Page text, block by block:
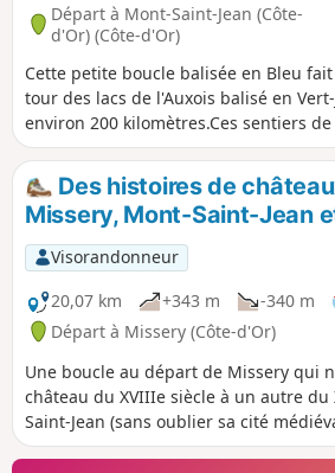
Départ à Mont-Saint-Jean (Côte-
d'Or) (Côte-d'Or)
Cette petite boucle balisée en Bleu
tour des lacs de l'Auxois balisé en
environ 200 kilomètres.Ces sentiers
entretenus et balisés par les 5
Rando-Gym-Civry affiliée au
durée d'une demi-journée vous
joli village médiéval de Mont-Saint-
hauteurs, les beaux points de vue sur
Morvan au Sud et à l'Ouest.
Des histoires de
Missery, Mont-Saint-Jean
Visorandonneur
20,07 km
+343 m -340 m
Départ à Missery (Côte-d'Or)
Une boucle au départ de Missery qui
château du XVIIIe siècle à un autre du
Saint-Jean (sans oublier sa cité
par le site archéologique de la